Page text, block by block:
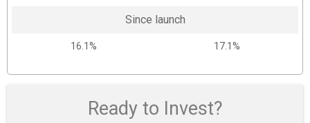
Since launch
16.1% 17.1%
Ready to Invest?